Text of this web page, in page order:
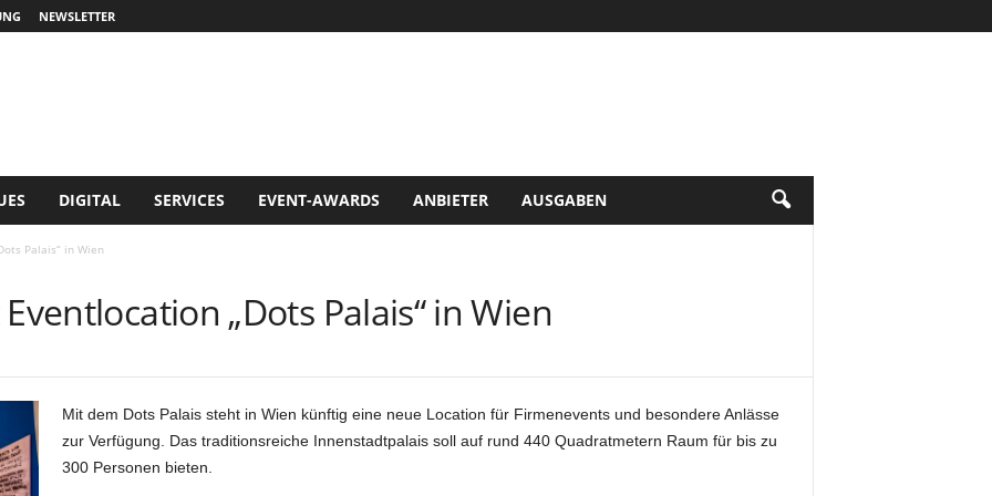
NEWSLETTER
DIGITAL SERVICES EVENT-AWARDS ANBIETER AUSGABEN
Palais“ in Wien
„Dots Palais“ in Wien
Mit dem Dots Palais steht in Wien künftig eine neue Location für Firmenevents und besondere Anlässe
zur Verfügung. Das traditionsreiche Innenstadtpalais soll auf rund 440 Quadratmetern Raum für bis zu
300 Personen bieten.